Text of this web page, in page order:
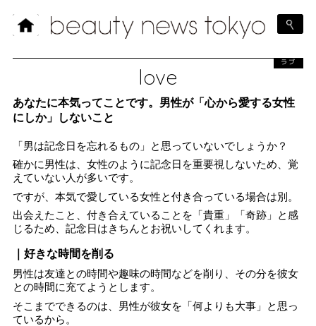
love
ラブ
あなたに本気ってことです。男性が「心から愛する女性
にしか」しないこと
「男は記念日を忘れるもの」と思っていないでしょうか？
確かに男性は、女性のように記念日を重要視しないため、覚
えていない人が多いです。
ですが、本気で愛している女性と付き合っている場合は別。
出会えたこと、付き合えていることを「貴重」「奇跡」と感
じるため、記念日はきちんとお祝いしてくれます。
｜好きな時間を削る
男性は友達との時間や趣味の時間などを削り、その分を彼女
との時間に充てようとします。
そこまでできるのは、男性が彼女を「何よりも大事」と思っ
ているから。